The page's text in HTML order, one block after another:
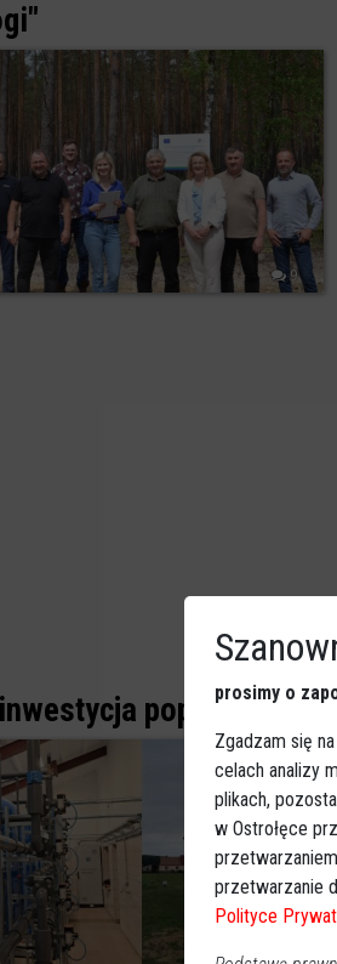
9
poprawiprosimy o
Zgadzam się
celach analizy
plikach,
w Ostrołęce
przetwarzanie
Polityce